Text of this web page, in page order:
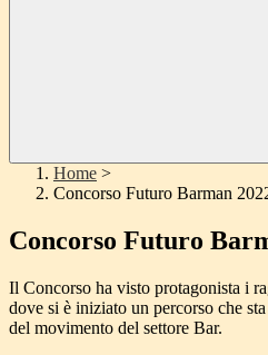
Home >
Concorso Futuro Barman
Concorso Futuro
Il Concorso ha visto protagonista i
dove si è iniziato un percorso che
del movimento del settore Bar.